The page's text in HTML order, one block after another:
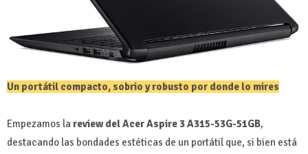
Un portátil compacto, sobrio y robusto por donde lo mires
Empezamos lareview del Acer Aspire 3 A315-53G-51GB,
destacando las bondades estéticas de un portátil que, si bien está